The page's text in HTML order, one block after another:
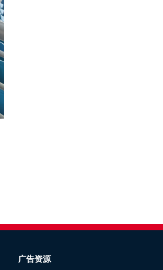
广告资源